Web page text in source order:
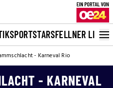
SPORTSTARSFELLNER LIVE
- Karneval Rio
- KARNEVAL